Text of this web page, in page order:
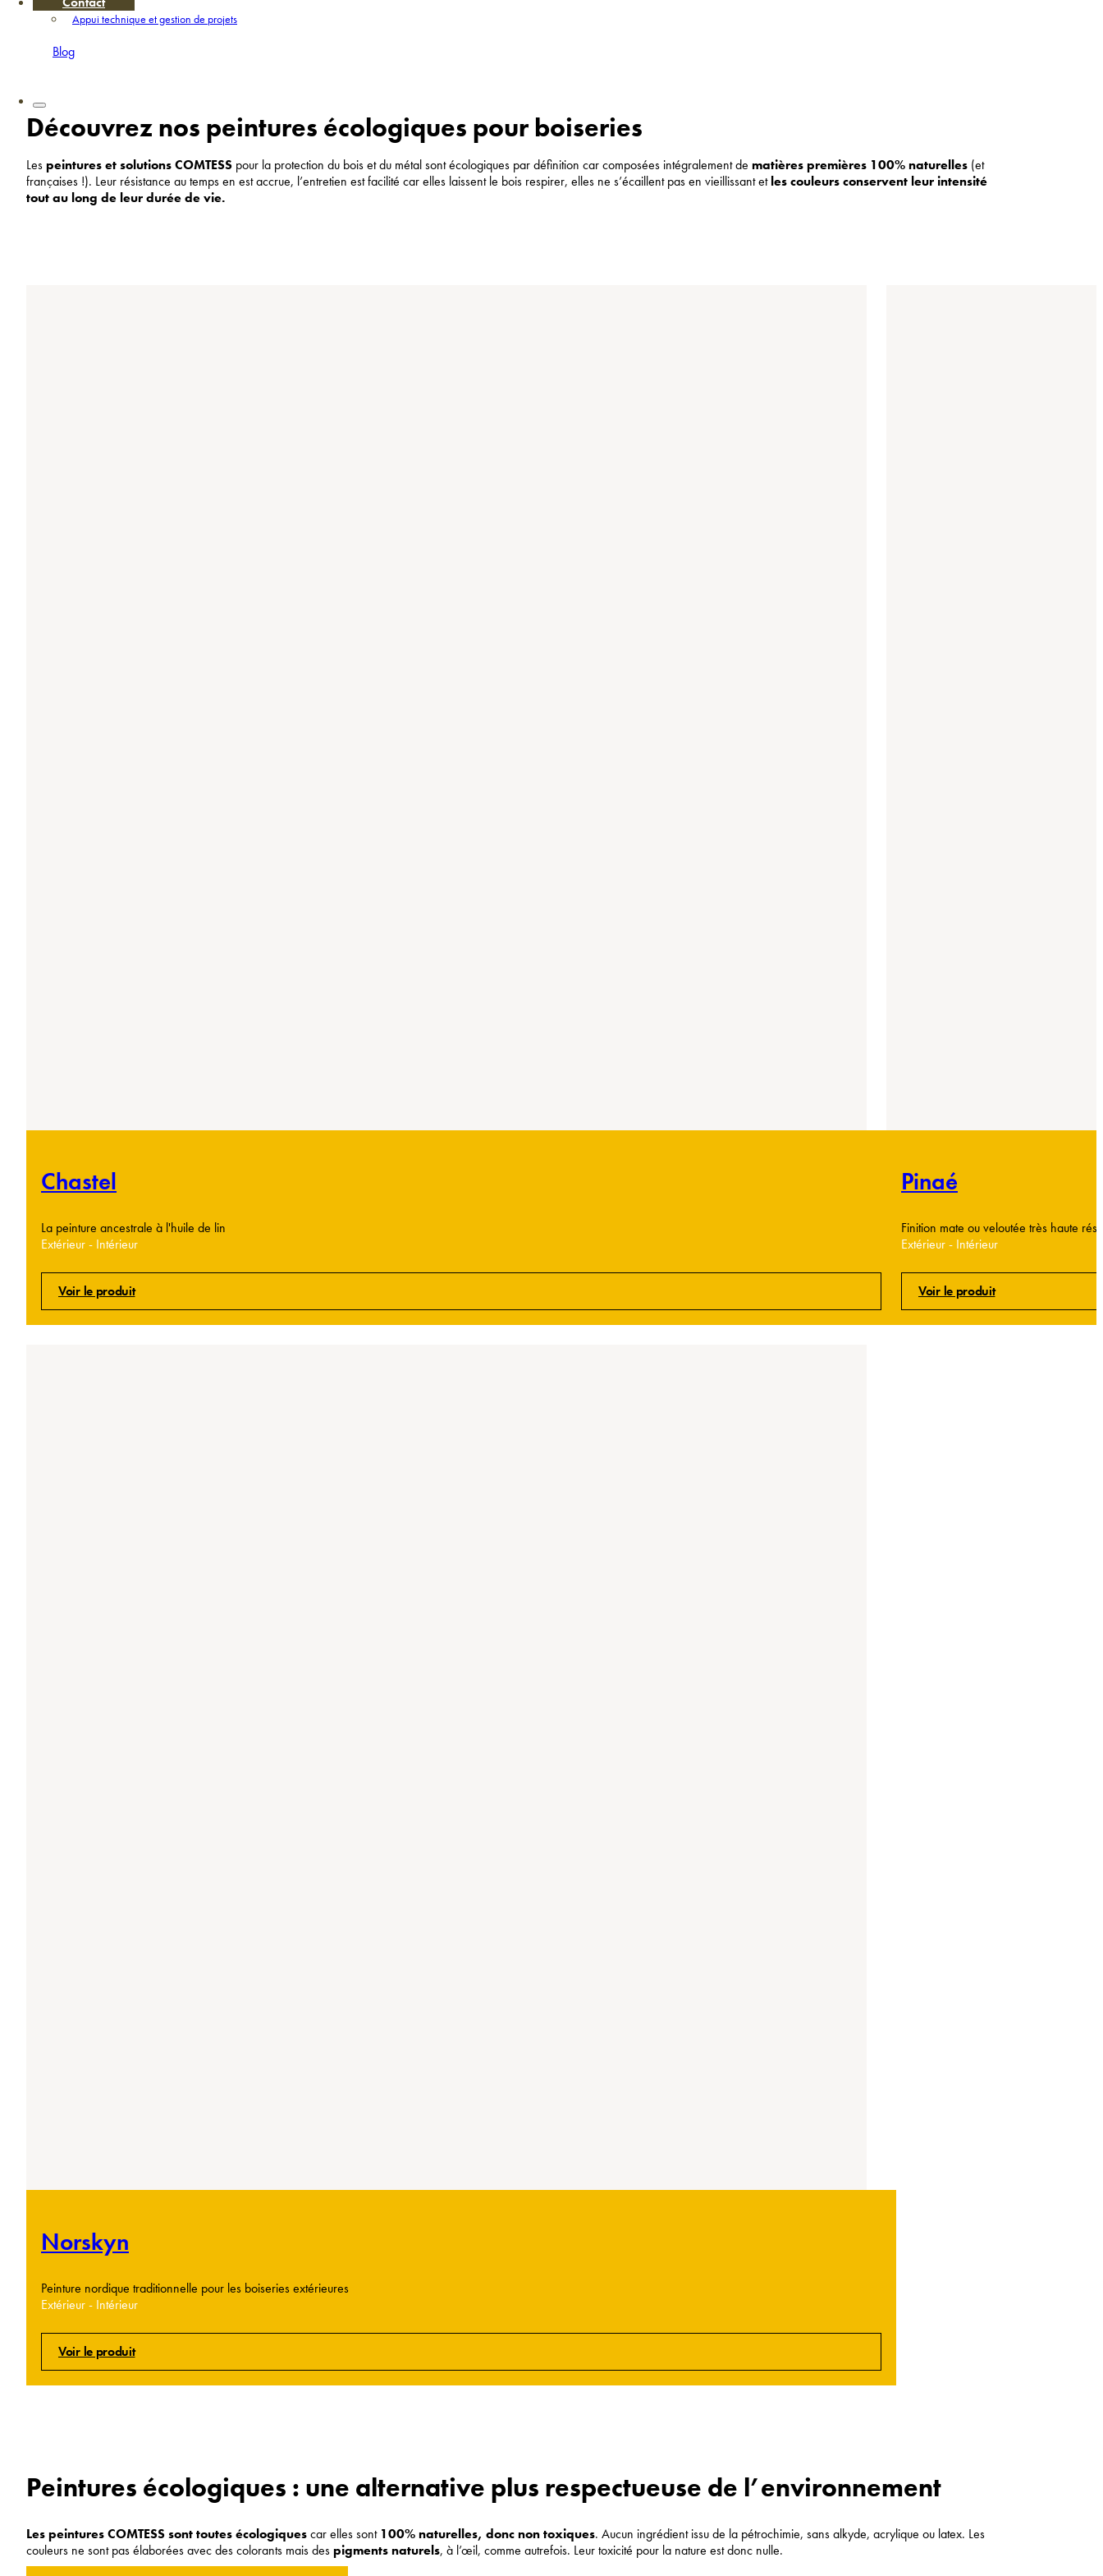
Appui technique et gestion de projets
Blog
Découvrez nos peintures écologiques pour boiseries
Lespeintures et solutions COMTESS pour la protection du bois et du métal sont écologiques par définition car composées intégralement de matières premières 100% naturelles (et
françaises !). Leur résistance au temps en est accrue, l’entretien est facilité car elles laissent le bois respirer, elles ne s’écaillent pas en vieillissant etles couleurs conservent leur intensité
tout au long de leur durée de vie.
Chastel
La peinture ancestrale à l'huile de lin
Extérieur - Intérieur
Voir le produit
Pinaé
Finition mate ou veloutée très haute
Extérieur - Intérieur
Voir le produit
Norskyn
Peinture nordique traditionnelle pour les boiseries extérieures
Extérieur - Intérieur
Voir le produit
Peintures écologiques : une alternative plus respectueuse de l’environnement
Les peintures COMTESS sont toutes écologiquescar elles sont 100% naturelles, donc non toxiques. Aucun ingrédient issu de la pétrochimie, sans alkyde, acrylique ou latex. Les
couleurs ne sont pas élaborées avec des colorants mais despigments naturels, à l’œil, comme autrefois. Leur toxicité pour la nature est donc nulle.